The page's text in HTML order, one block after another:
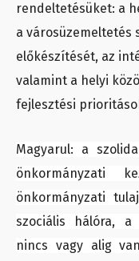
rendeltetésüket: a
a városüzemeltetés
előkészítését, az
valamint a helyi
fejlesztési
Magyarul: a
önkormányzati
önkormányzati
szociális hálóra, a
nincs vagy alig